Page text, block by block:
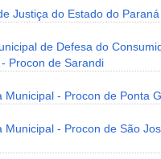
Justiça do Estado do
de Defesa do
Procon de Sarandi
Municipal - Procon de Ponta
Municipal - Procon de São